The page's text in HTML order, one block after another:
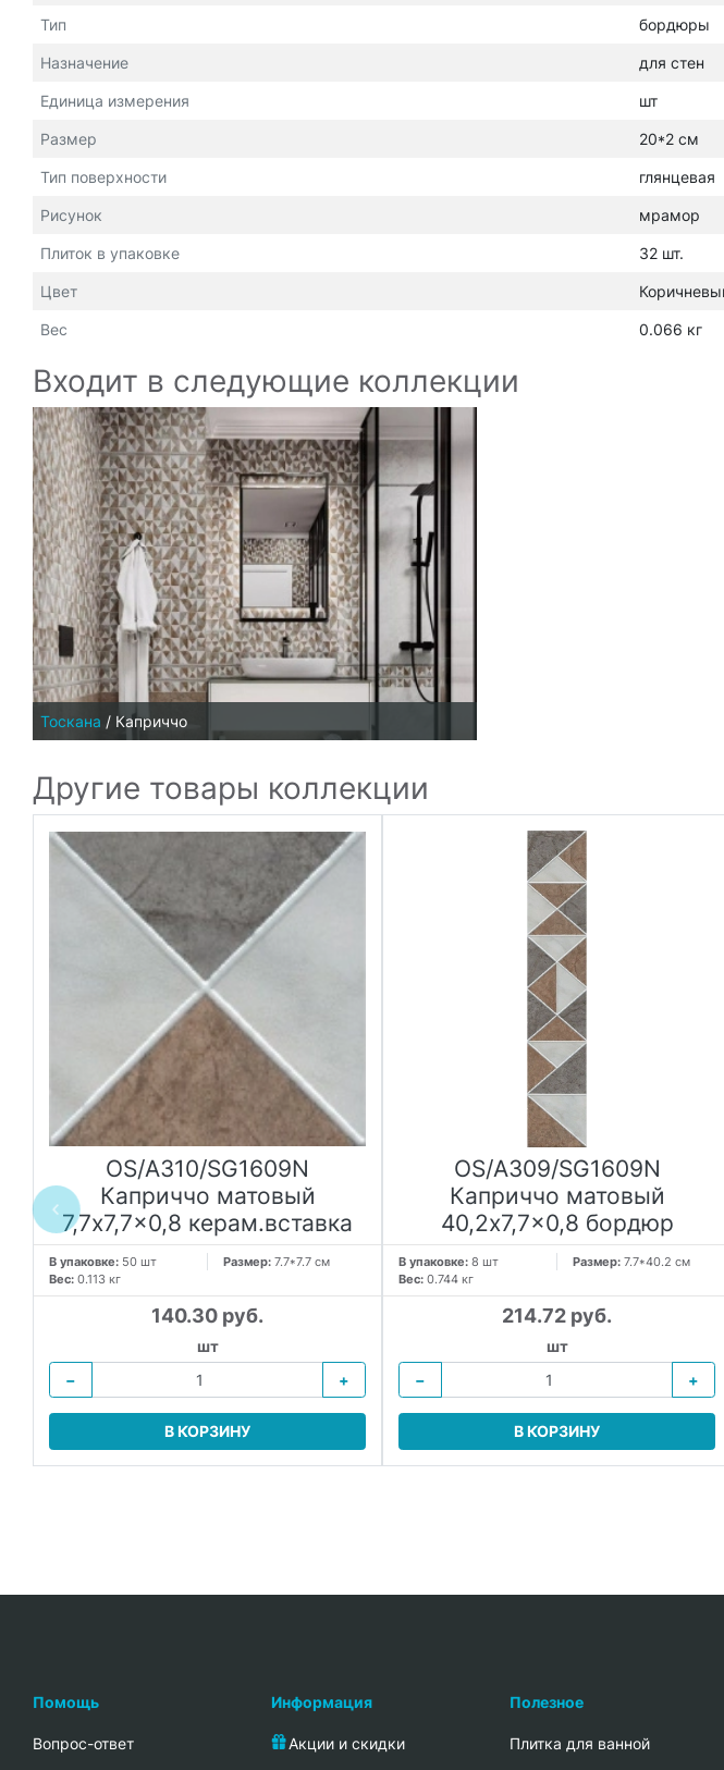
Тип бордюры
Назначение для стен
Единица измерения шт
Размер 20*2 см
Тип поверхности глянцевая
Рисунок мрамор
Плиток в упаковке 32 шт.
Цвет
Вес 0.066 кг
Входит в следующие коллекции
Тоскана / Каприччо
Другие товары коллекции
OS/A310/SG1609N
Каприччо матовый
7,7x7,7x0,8 керам.вставка
В упаковке: 50 шт Размер: 7.7*7.7 см
Вес: 0.113 кг
140.30 руб.
шт
−
+
В КОРЗИНУ
OS/A309/SG1609N
Каприччо матовый
40,2x7,7x0,8 бордюр
В упаковке: 8 шт Размер: 7.7*40.2 см
Вес: 0.744 кг
214.72 руб.
шт
−
+
В КОРЗИНУ
Помощь
Вопрос-ответ
Информация
Акции и скидки
Полезное
Плитка для ванной